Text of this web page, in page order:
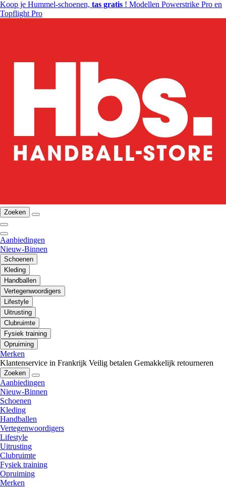
Koop je Hummel-schoenen, tas gratis ! Modellen Powerstrike Pro en
Topflight Pro
Zoeken
Aanbiedingen
Nieuw-Binnen
Schoenen
Kleding
Handballen
Vertegenwoordigers
Lifestyle
Uitrusting
Clubruimte
Fysiek training
Opruiming
Merken
Klantenservice in Frankrijk Veilig betalen Gemakkelijk retourneren
Zoeken
Aanbiedingen
Nieuw-Binnen
Schoenen
Kleding
Handballen
Vertegenwoordigers
Lifestyle
Uitrusting
Clubruimte
Fysiek training
Opruiming
Merken